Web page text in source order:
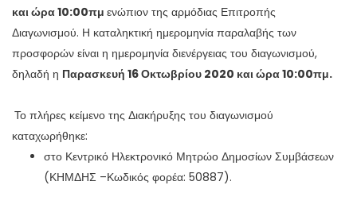
και ώρα 10:00πμ ενώπιον της αρμόδιας Επιτροπής
Διαγωνισμού. Η καταληκτική ημερομηνία παραλαβής των
προσφορών είναι η ημερομηνία διενέργειας του διαγωνισμού,
δηλαδή η Παρασκευή 16 Οκτωβρίου 2020 και ώρα 10:00πμ.
Το πλήρες κείμενο της Διακήρυξης του διαγωνισμού
καταχωρήθηκε:
στο Κεντρικό Ηλεκτρονικό Μητρώο Δημοσίων Συμβάσεων
(ΚΗΜΔΗΣ –Κωδικός φορέα: 50887).